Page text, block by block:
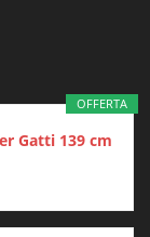
OFFERTA
Gatti 139 cm